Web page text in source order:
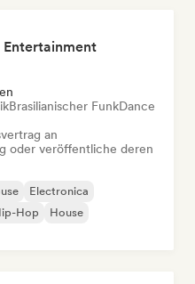
Entertainment
Brasilianischer FunkDance
an
oder veröffentliche deren
Electronica
Hop
House